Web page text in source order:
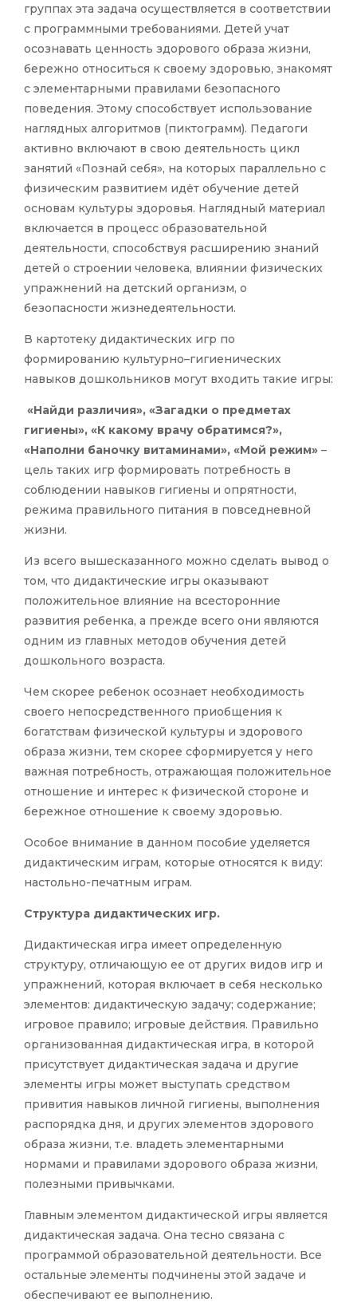
группах эта задача осуществляется в соответствии
с программными требованиями. Детей учат
осознавать ценность здорового образа жизни,
бережно относиться к своему здоровью, знакомят
с элементарными правилами безопасного
поведения. Этому способствует использование
наглядных алгоритмов (пиктограмм). Педагоги
активно включают в свою деятельность цикл
занятий «Познай себя», на которых параллельно с
физическим развитием идёт обучение детей
основам культуры здоровья. Наглядный материал
включается в процесс образовательной
деятельности, способствуя расширению знаний
детей о строении человека, влиянии физических
упражнений на детский организм, о
безопасности жизнедеятельности.
В картотеку дидактических игр по
формированию культурно–гигиенических
навыков дошкольников могут входить такие игры:
«Найди различия», «Загадки о предметах
гигиены», «К какому врачу обратимся?»,
«Наполни баночку витаминами», «Мой режим» –
цель таких игр формировать потребность в
соблюдении навыков гигиены и опрятности,
режима правильного питания в повседневной
жизни.
Из всего вышесказанного можно сделать вывод о
том, что дидактические игры оказывают
положительное влияние на всесторонние
развития ребенка, а прежде всего они являются
одним из главных методов обучения детей
дошкольного возраста.
Чем скорее ребенок осознает необходимость
своего непосредственного приобщения к
богатствам физической культуры и здорового
образа жизни, тем скорее сформируется у него
важная потребность, отражающая положительное
отношение и интерес к физической стороне и
бережное отношение к своему здоровью.
Особое внимание в данном пособие уделяется
дидактическим играм, которые относятся к виду:
настольно-печатным играм.
Структура дидактических игр.
Дидактическая игра имеет определенную
структуру, отличающую ее от других видов игр и
упражнений, которая включает в себя несколько
элементов: дидактическую задачу; содержание;
игровое правило; игровые действия. Правильно
организованная дидактическая игра, в которой
присутствует дидактическая задача и другие
элементы игры может выступать средством
привития навыков личной гигиены, выполнения
распорядка дня, и других элементов здорового
образа жизни, т.е. владеть элементарными
нормами и правилами здорового образа жизни,
полезными привычками.
Главным элементом дидактической игры является
дидактическая задача. Она тесно связана с
программой образовательной деятельности. Все
остальные элементы подчинены этой задаче и
обеспечивают ее выполнению.